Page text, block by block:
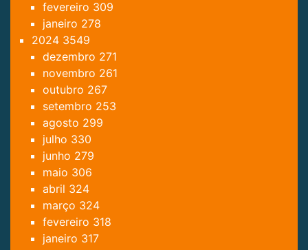
fevereiro 309
janeiro 278
2024 3549
dezembro 271
novembro 261
outubro 267
setembro 253
agosto 299
julho 330
junho 279
maio 306
abril 324
março 324
fevereiro 318
janeiro 317